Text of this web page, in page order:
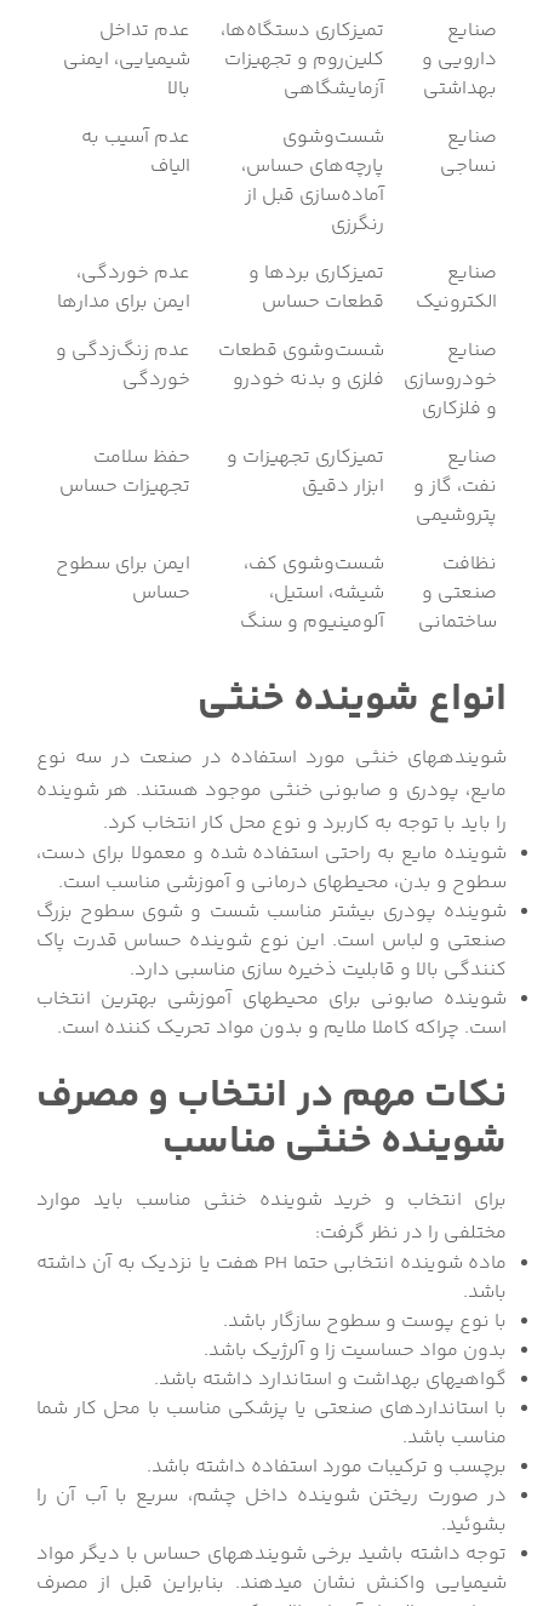
صنایع
دارویی و
بهداشتی
تمیزکاری دستگاه‌ها،
کلین‌روم و تجهیزات
آزمایشگاهی
عدم تداخل
شیمیایی، ایمنی
بالا
صنایع
نساجی
شست‌وشوی
پارچه‌های حساس،
آماده‌سازی قبل از
رنگرزی
عدم آسیب به
الیاف
صنایع
الکترونیک
تمیزکاری بردها و
قطعات حساس
عدم خوردگی،
ایمن برای مدارها
صنایع
خودروسازی
و فلزکاری
شست‌وشوی قطعات
فلزی و بدنه خودرو
عدم زنگ‌زدگی و
خوردگی
صنایع
نفت، گاز و
پتروشیمی
تمیزکاری تجهیزات و
ابزار دقیق
حفظ سلامت
تجهیزات حساس
نظافت
صنعتی و
ساختمانی
شست‌وشوی کف،
شیشه، استیل،
آلومینیوم و سنگ
ایمن برای سطوح
حساس
انواع شوینده خنثی
شوینده‎های خنثی مورد استفاده در صنعت در سه نوع
مایع، پودری و صابونی خنثی موجود هستند. هر شوینده
را باید با توجه به کاربرد و نوع محل کار انتخاب کرد.
شوینده مایع به راحتی استفاده شده و معمولا برای دست،
سطوح و بدن، محیط‎های درمانی و آموزشی مناسب است.
شوینده پودری بیشتر مناسب شست و شوی سطوح بزرگ
صنعتی و لباس است. این نوع شوینده حساس قدرت پاک
کنندگی بالا و قابلیت ذخیره سازی مناسبی دارد.
شوینده صابونی برای محیط‎های آموزشی بهترین انتخاب
است. چراکه کاملا ملایم و بدون مواد تحریک کننده است.
نکات مهم در انتخاب و مصرف
شوینده خنثی مناسب
برای انتخاب و خرید شوینده خنثی مناسب باید موارد
مختلفی را در نظر گرفت:
ماده شوینده انتخابی حتما PH هفت یا نزدیک به آن داشته
باشد.
با نوع پوست و سطوح سازگار باشد.
بدون مواد حساسیت زا و آلرژیک باشد.
گواهی‎های بهداشت و استاندارد داشته باشد.
با استانداردهای صنعتی یا پزشکی مناسب با محل کار شما
مناسب باشد.
برچسب و ترکیبات مورد استفاده داشته باشد.
در صورت ریختن شوینده داخل چشم، سریع با آب آن را
بشوئید.
توجه داشته باشید برخی شوینده‎های حساس با دیگر مواد
شیمیایی واکنش نشان می‎دهند. بنابراین قبل از مصرف